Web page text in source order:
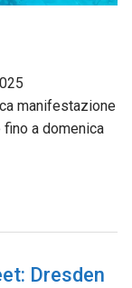
manifestazione
a domenica
Dresden